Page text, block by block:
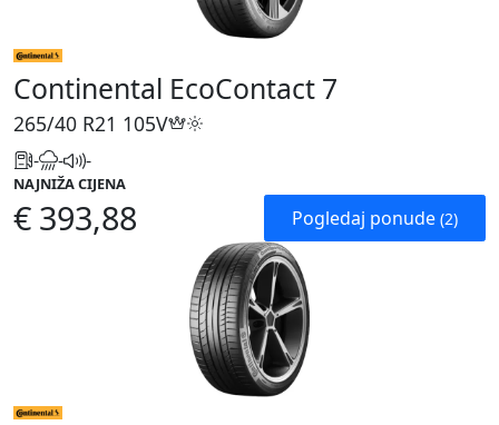
Continental EcoContact 7
265/40 R21 105V
- - -
NAJNIŽA CIJENA
€ 393,88 Pogledaj ponude (2)